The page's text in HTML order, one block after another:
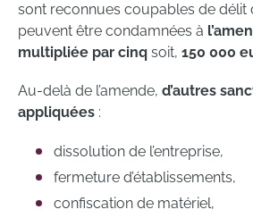
sont reconnues coupables de délit
peuvent être condamnées à
multipliée par cinq soit, 150 000
Au-delà de l’amende, d’autres
appliquées :
dissolution de l’entreprise,
fermeture d’établissements,
confiscation de matériel,